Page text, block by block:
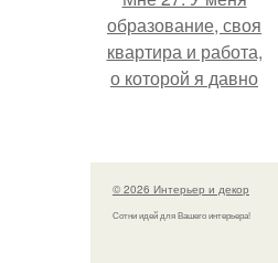
образование, своя
квартира и работа,
о которой я давно
© 2026 Интерьер и декор
Сотни идей для Вашего интерьера!